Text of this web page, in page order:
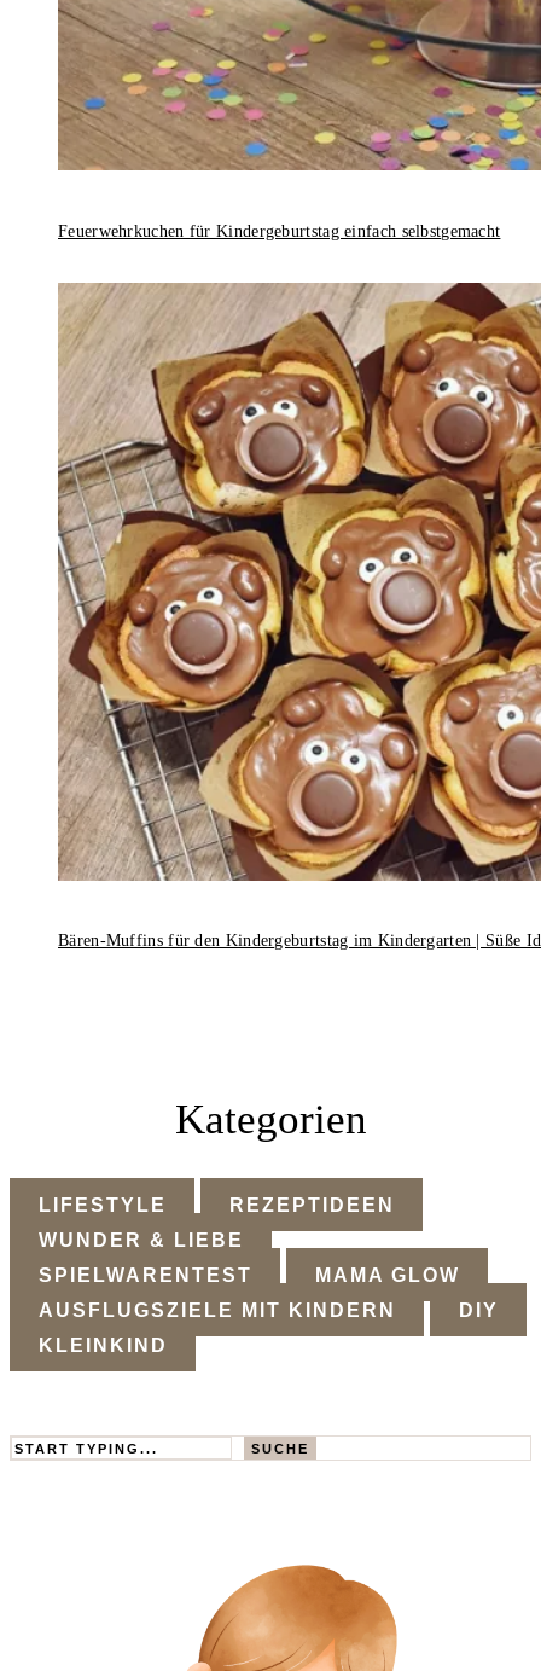
Feuerwehrkuchen für Kindergeburtstag einfach selbstgemacht
Bären-Muffins für den Kindergeburtstag im Kindergarten | Süße
Kategorien
LIFESTYLE
REZEPTIDEEN
WUNDER & LIEBE
SPIELWARENTEST
MAMA GLOW
AUSFLUGSZIELE MIT KINDERN
DIY
KLEINKIND
Search SUCHE